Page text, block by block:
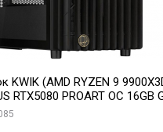
KWIK (AMD RYZEN 9
RTX5080 PROART OC 16GB
2/ 960 ГБ SSD)